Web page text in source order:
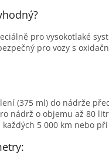
pro vysokotlaké
pro vozy s
(375 ml) do nádrže
nádrž o objemu až 80
5 000 km nebo